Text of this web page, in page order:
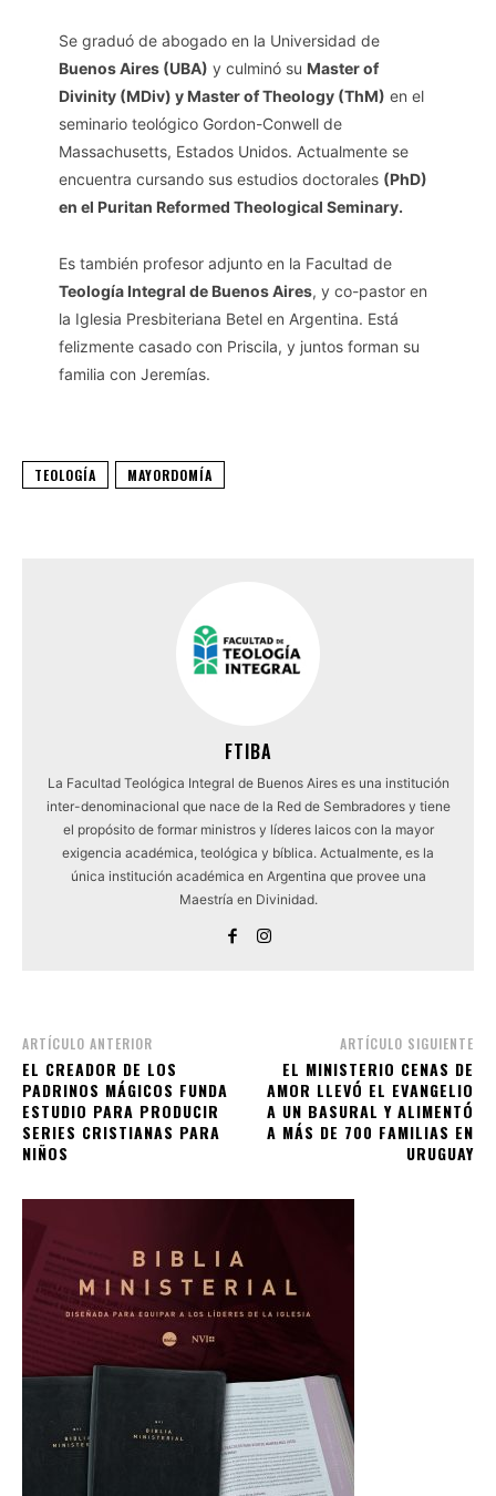
Se graduó de abogado en la Universidad de
Buenos Aires (UBA) y culminó su Master of
Divinity (MDiv) y Master of Theology (ThM) en el
seminario teológico Gordon-Conwell de
Massachusetts, Estados Unidos. Actualmente se
encuentra cursando sus estudios doctorales (PhD)
en el Puritan Reformed Theological Seminary.
Es también profesor adjunto en la Facultad de
Teología Integral de Buenos Aires, y co-pastor en
la Iglesia Presbiteriana Betel en Argentina. Está
felizmente casado con Priscila, y juntos forman su
familia con Jeremías.
TEOLOGÍA MAYORDOMÍA
FTIBA
La Facultad Teológica Integral de Buenos Aires es una institución
inter-denominacional que nace de la Red de Sembradores y tiene
el propósito de formar ministros y líderes laicos con la mayor
exigencia académica, teológica y bíblica. Actualmente, es la
única institución académica en Argentina que provee una
Maestría en Divinidad.
ARTÍCULO ANTERIOR
EL CREADOR DE LOS
PADRINOS MÁGICOS FUNDA
ESTUDIO PARA PRODUCIR
SERIES CRISTIANAS PARA
NIÑOS
ARTÍCULO SIGUIENTE
EL MINISTERIO CENAS DE
AMOR LLEVÓ EL EVANGELIO
A UN BASURAL Y ALIMENTÓ
A MÁS DE 700 FAMILIAS EN
URUGUAY